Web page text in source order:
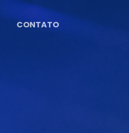
CONTATO